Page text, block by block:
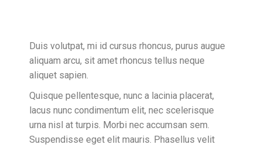
Duis volutpat, mi id cursus rhoncus, purus augue
aliquam arcu, sit amet rhoncus tellus neque
aliquet sapien.
Quisque pellentesque, nunc a lacinia placerat,
lacus nunc condimentum elit, nec scelerisque
urna nisl at turpis. Morbi nec accumsan sem.
Suspendisse eget elit mauris. Phasellus velit